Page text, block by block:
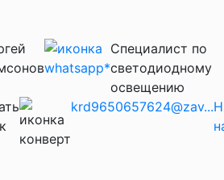
Cпециалист по
светодиодному
освещению
krd9650657624@zav...